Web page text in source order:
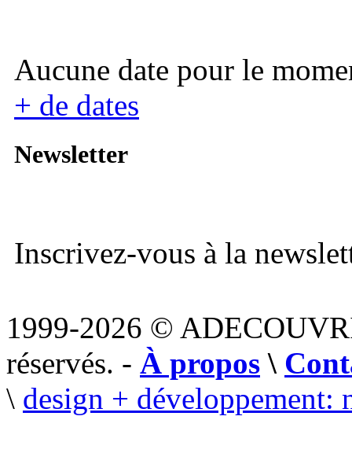
Aucune date pour le
+ de dates
Newsletter
Inscrivez-vous à la
1999-2026 ©
réservés. - À propos \
\ design + développement: